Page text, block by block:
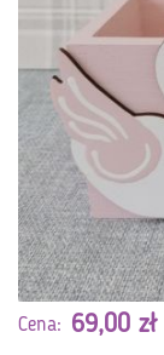
Cena: 69,00 zł